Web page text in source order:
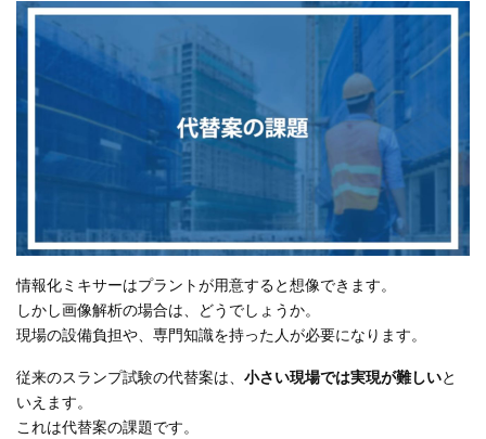
情報化ミキサーはプラントが用意すると想像できます。
しかし画像解析の場合は、どうでしょうか。
現場の設備負担や、専門知識を持った人が必要になります。
従来のスランプ試験の代替案は、 小さい現場では実現が難しいと
いえます。
これは代替案の課題です。